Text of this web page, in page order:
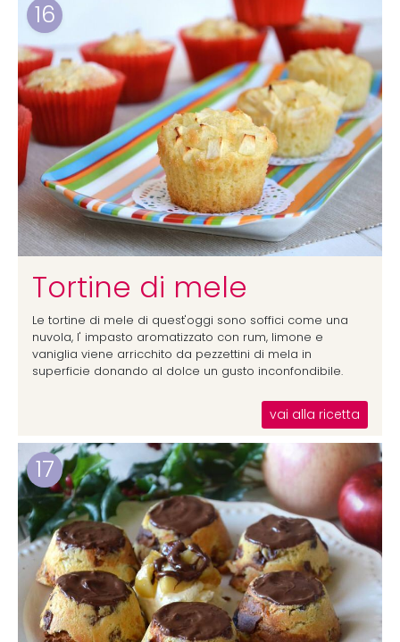
16
Tortine di mele
Le tortine di mele di quest'oggi sono soffici come una
nuvola, l' impasto aromatizzato con rum, limone e
vaniglia viene arricchito da pezzettini di mela in
superficie donando al dolce un gusto inconfondibile.
vai alla ricetta
17